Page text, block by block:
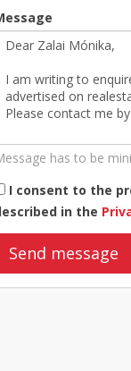
has to be
I consent to the
in the
Send message